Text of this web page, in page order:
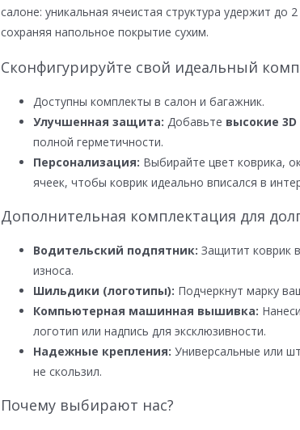
салоне: уникальная ячеистая структура удержит до
сохраняя напольное покрытие сухим.
Сконфигурируйте свой идеальный
Доступны комплекты в салон и багажник.
Улучшенная защита: Добавьте высокие
полной герметичности.
Персонализация: Выбирайте цвет коврика,
ячеек, чтобы коврик идеально вписался в
Дополнительная комплектация для
Водительский подпятник: Защитит коврик
износа.
Шильдики (логотипы): Подчеркнут марку
Компьютерная машинная вышивка:
логотип или надпись для эксклюзивности.
Надежные крепления: Универсальные или
не скользил.
Почему выбирают нас?